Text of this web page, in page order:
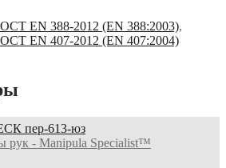
EN 388-2012 (EN 388:2003),
EN 407-2012 (EN 407:2004)
рук - Manipula Specialist™